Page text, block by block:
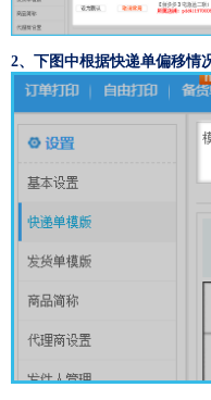
2、下图中根据快递单偏移情